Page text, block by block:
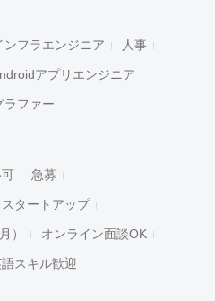
ンフラエンジニア 人事
アプリエンジニア
ラファー
急募
スタートアップ
） オンライン面談OK
スキル歓迎